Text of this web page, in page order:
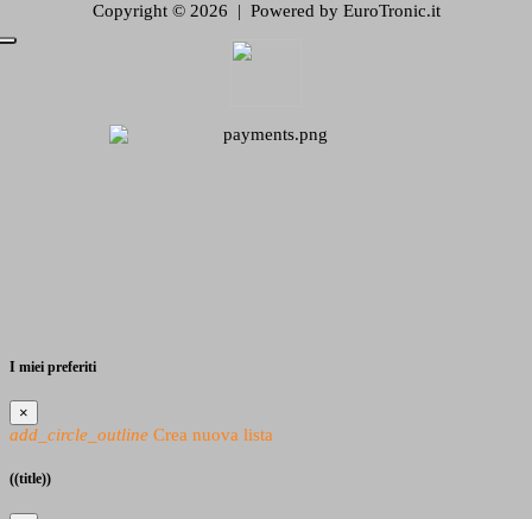
Copyright © 2026 | Powered by EuroTronic.it
I miei preferiti
×
add_circle_outline Crea nuova lista
((title))